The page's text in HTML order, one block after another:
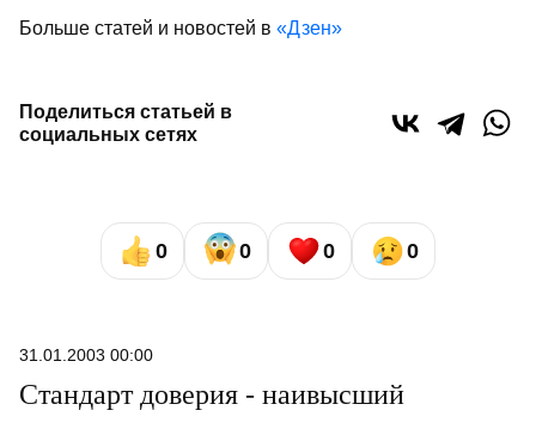
Больше статей и новостей в «Дзен»
Поделиться статьей в
социальных сетях
0 0 0 0
31.01.2003 00:00
Стандарт доверия - наивысший